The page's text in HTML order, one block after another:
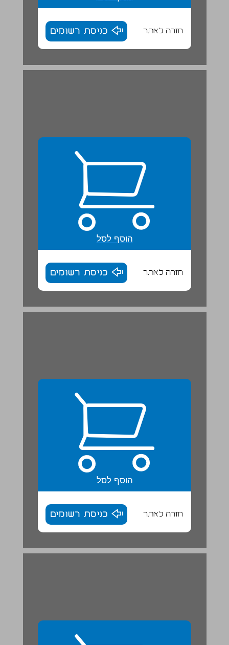
חזרה לאתר כניסת רשומים
פורים בלי תחפושות? ... 25
הוסף לסל
חזרה לאתר כניסת רשומים
הוסף לסל
חזרה לאתר כניסת רשומים